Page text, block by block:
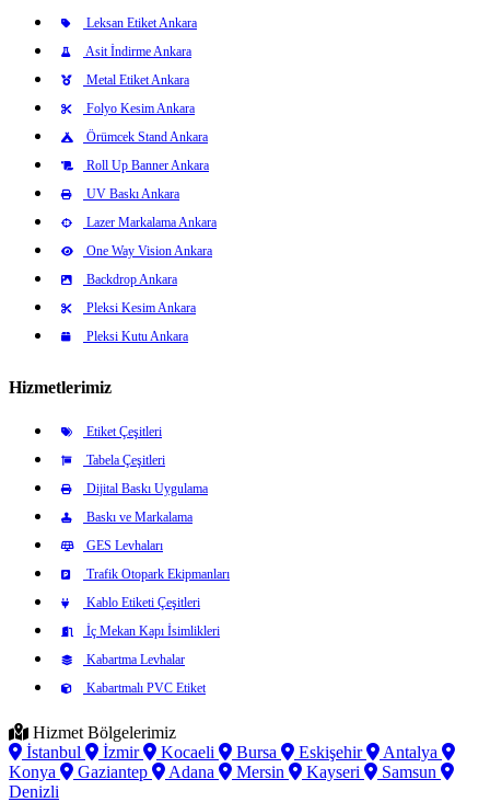
Leksan Etiket Ankara
Asit İndirme Ankara
Metal Etiket Ankara
Folyo Kesim Ankara
Örümcek Stand Ankara
Roll Up Banner Ankara
UV Baskı Ankara
Lazer Markalama Ankara
One Way Vision Ankara
Backdrop Ankara
Pleksi Kesim Ankara
Pleksi Kutu Ankara
Hizmetlerimiz
Etiket Çeşitleri
Tabela Çeşitleri
Dijital Baskı Uygulama
Baskı ve Markalama
GES Levhaları
Trafik Otopark Ekipmanları
Kablo Etiketi Çeşitleri
İç Mekan Kapı İsimlikleri
Kabartma Levhalar
Kabartmalı PVC Etiket
Hizmet Bölgelerimiz
İstanbul
İzmir Kocaeli Bursa Eskişehir
Antalya
Konya
Gaziantep Adana Mersin Kayseri
Samsun
Denizli